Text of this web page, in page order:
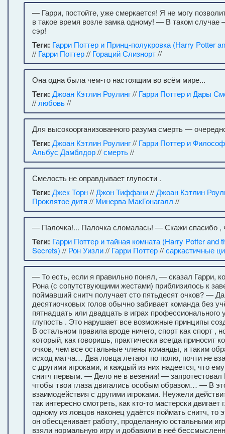
— Гарри, постойте, уже смеркается! Я не могу
в такое время возле замка одному! — В таком случае
сэр!
Теги: Гарри Поттер и Принц-полукровка (Harry Potter
// Гарри Поттер// Гораций Слизнорт//
Она одна была чем-то настоящим во всём мире...
Теги: Джоан Кэтлин Роулинг// Гарри Поттер и Дары
// любовь//
Для высокоорганизованного разума смерть —
Теги: Джоан Кэтлин Роулинг// Гарри Поттер и
Альбус Дамблдор//смерть//
Смелость не оправдывает глупости .
Теги: Джек Торн//Джон Тиффани//Джоан Кэтлин
Проклятое дитя // Минерва МакГонагалл //
— Палочка!... Палочка сломалась! — Скажи спасибо ,
Теги: Гарри Поттер и тайная комната (Harry Potter and
Secrets) // Рон Уизли// Гарри Поттер//саркастичные
— То есть, если я правильно понял, — сказал Гарри,
Рона (с сопутствующими жестами) приблизилось к
поймавший снитч получает сто пятьдесят очков? —
десятиочковых голов обычно забивает команда без
пятнадцать или двадцать в играх
глупость . Это нарушает все возможные принципы
В остальном правила вроде ничего, спорт как спорт ,
который, как говоришь, практически всегда приносит
очков, чем все остальные члены команды, и таким
исход матча… Два ловца летают по полю, почти не
с другими игроками, и каждый из них надеется, что
снитч первым. — Дело не в везении! —
чтобы твои глаза двигались особым образом… — В
взаимодействия с другими игроками. Неужели
так интересно смотреть, как кто-то мастерски двигает
одному из ловцов наконец удаётся поймать снитч, то
он обесценивает работу, проделанную остальными
взяли нормальную игру и добавили в неё